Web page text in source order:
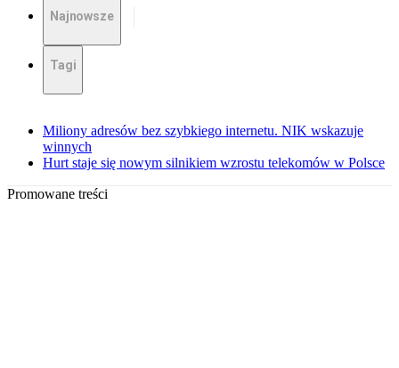
Najnowsze
Tagi
Miliony adresów bez szybkiego internetu. NIK wskazuje
winnych
Hurt staje się nowym silnikiem wzrostu telekomów w Polsce
Promowane treści